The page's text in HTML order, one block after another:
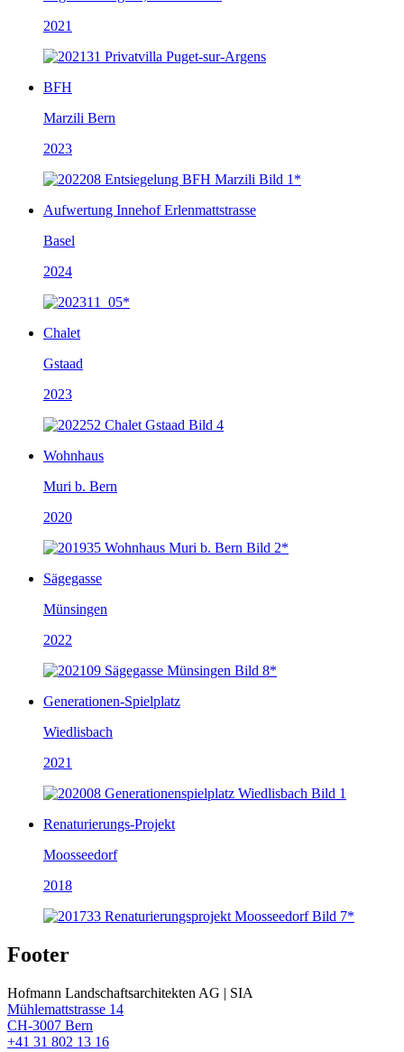
2021
BFH
Marzili Bern
2023
Aufwertung Innehof Erlenmattstrasse
Basel
2024
Chalet
Gstaad
2023
Wohnhaus
Muri b. Bern
2020
Sägegasse
Münsingen
2022
Generationen-Spielplatz
Wiedlisbach
2021
Renaturierungs-Projekt
Moosseedorf
2018
Footer
Hofmann Landschaftsarchitekten AG | SIA
Mühlemattstrasse 14
CH-3007 Bern
+41 31 802 13 16